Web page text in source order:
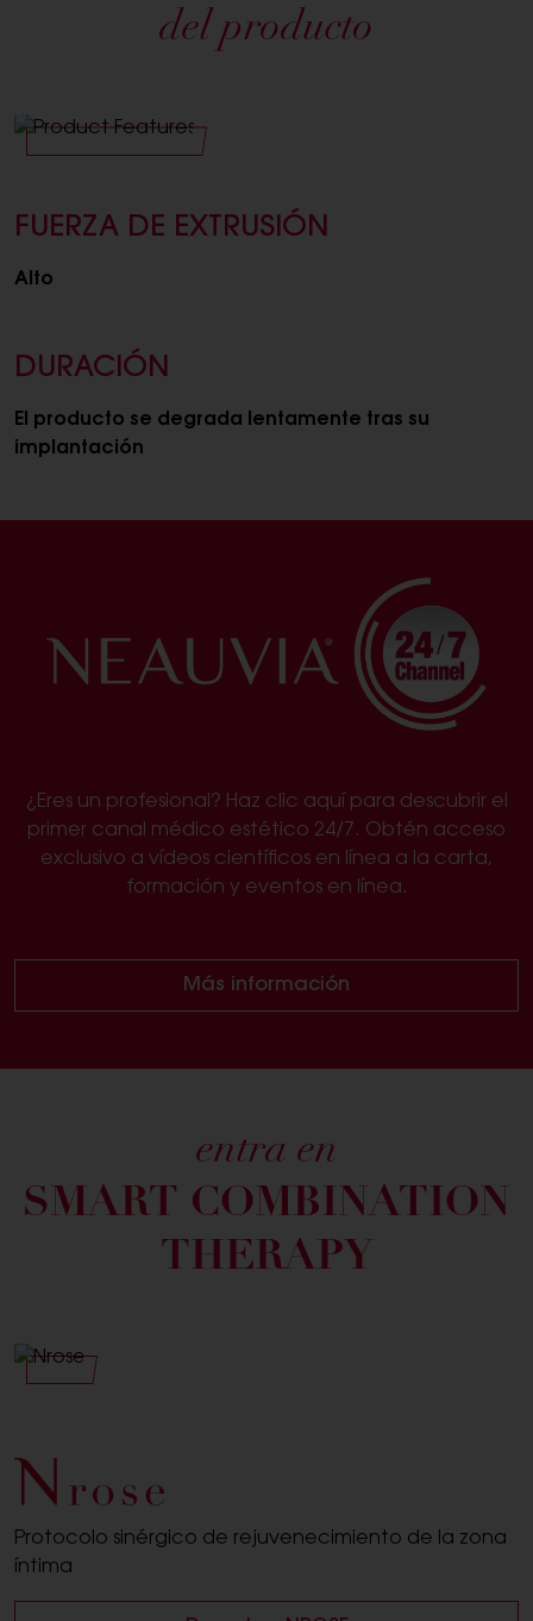
del producto
FUERZA DE EXTRUSIÓN
Alto
DURACIÓN
El producto se degrada lentamente tras su
implantación
¿Eres un profesional? Haz clic aquí para descubrir el
primer canal médico estético 24/7. Obtén acceso
exclusivo a vídeos científicos en línea a la carta,
formación y eventos en línea.
Más información
entra en
SMART COMBINATION
THERAPY
Nrose
Protocolo sinérgico de rejuvenecimiento de la zona
íntima